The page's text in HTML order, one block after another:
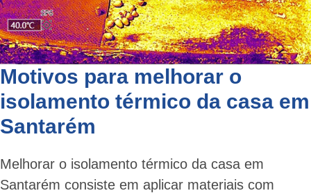
Motivos para melhorar o
isolamento térmico da casa em
Santarém
Melhorar o isolamento térmico da casa em
Santarém consiste em aplicar materiais com